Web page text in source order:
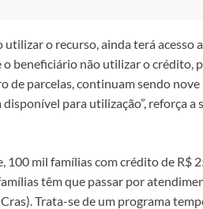
o recurso, ainda terá acesso
o beneficiário não utilizar o crédito,
de parcelas, continuam sendo nove
para utilização”, reforça a
mil famílias com crédito de R$
têm que passar por
Trata-se de um programa